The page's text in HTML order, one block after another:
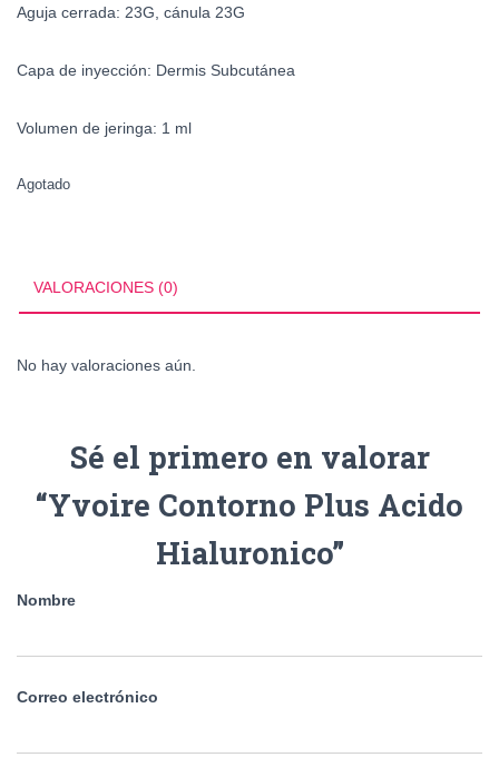
Aguja cerrada: 23G, cánula 23G
Capa de inyección: Dermis Subcutánea
Volumen de jeringa: 1 ml
Agotado
VALORACIONES (0)
No hay valoraciones aún.
Sé el primero en valorar
“Yvoire Contorno Plus Acido
Hialuronico”
Nombre
Correo electrónico